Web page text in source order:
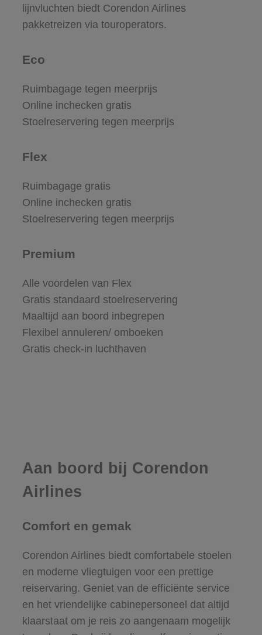
lijnvluchten biedt Corendon Airlines
pakketreizen via touroperators.
Eco
Ruimbagage tegen meerprijs
Online inchecken gratis
Stoelreservering tegen meerprijs
Flex
Ruimbagage gratis
Online inchecken gratis
Stoelreservering tegen meerprijs
Premium
Alle voordelen van Flex
Gratis standaard stoelreservering
Maaltijd aan boord inbegrepen
Flexibel annuleren/ omboeken
Gratis check-in luchthaven
Aan boord bij Corendon
Airlines
Comfort en gemak
Corendon Airlines biedt comfortabele stoelen
en moderne vliegtuigen voor een prettige
reiservaring. Geniet van de efficiënte service
en het vriendelijke cabinepersoneel dat altijd
klaarstaat om je reis zo aangenaam mogelijk